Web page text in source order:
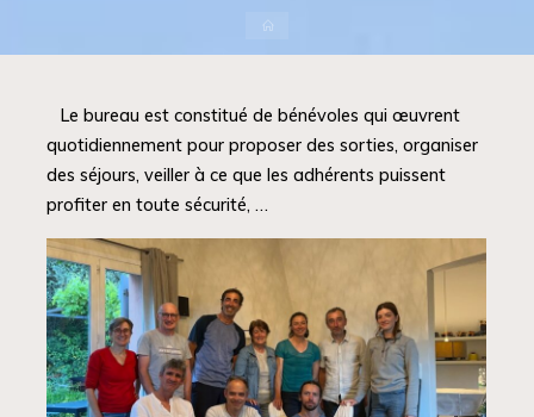
Le bureau est constitué de bénévoles qui œuvrent
quotidiennement pour proposer des sorties, organiser
des séjours, veiller à ce que les adhérents puissent
profiter en toute sécurité, …